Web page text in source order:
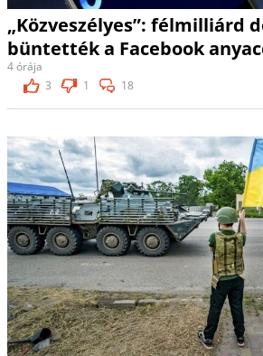
„Közveszélyes”: félmilliárd
büntették a Facebook
4 órája
3
1 18